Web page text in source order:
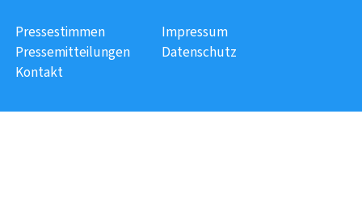
Pressestimmen
Pressemitteilungen
Kontakt
Impressum
Datenschutz